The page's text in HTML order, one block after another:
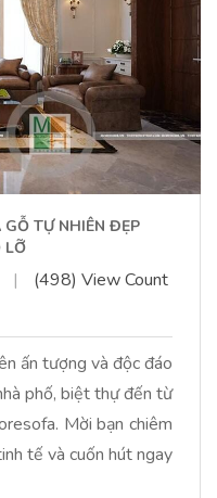
TỰ NHIÊN ĐẸP
LỠ
|
(498) View Count
ấn tượng và độc đáo
phố, biệt thự đến từ
Mời bạn chiêm
tế và cuốn hút ngay